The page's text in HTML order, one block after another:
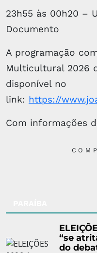
23h55 às 00h20 –
Documento
A programação
Multicultural 2026
disponível no
link: https://
Com informações
“se
do